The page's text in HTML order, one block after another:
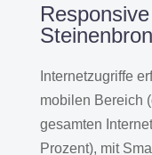
Internetzugriffe
mobilen Bereich
gesamten
Prozent), mit